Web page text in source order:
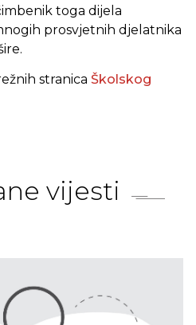
toga dijela
prosvjetnih djelatnika
stranica Školskog
vijesti